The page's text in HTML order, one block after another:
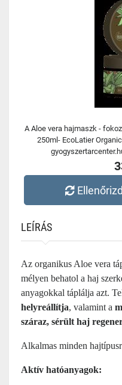
A Aloe vera hajmaszk -
250ml- EcoLatier
LEÍRÁS
Az organikus Aloe vera
mélyen behatol a haj
anyagokkal táplálja azt.
helyreállítja, valamint a
száraz, sérült haj
Alkalmas minden
Aktív hatóanyagok: